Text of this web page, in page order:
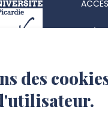
Verne
des